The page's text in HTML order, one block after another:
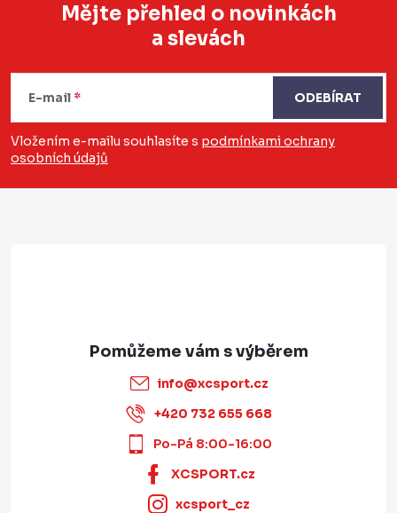
á
a
Mějte přehled o novinkách
a slevách
E-mail
Vložením e-mailu souhlasíte s podmínkami ochrany
osobních údajů
ODEBÍRAT
info@xcsport.cz
+420 732 655 668
Po-Pá 8:00-16:00
XCSPORT.cz
xcsport_cz